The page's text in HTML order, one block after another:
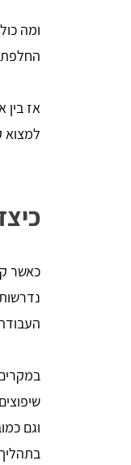
ומה
החלפת
אז בין
למצוא
כאשר
וגם